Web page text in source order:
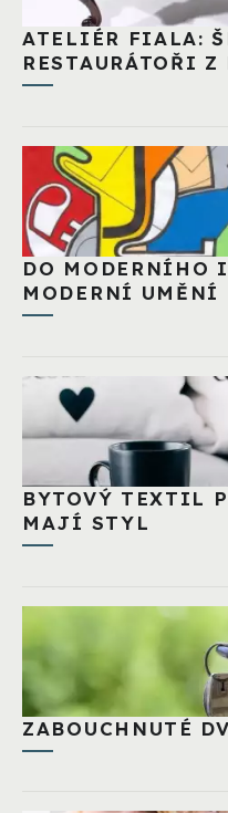
ATELIÉR FIALA:
RESTAURÁTOŘI Z
DO MODERNÍHO
MODERNÍ UMĚNÍ
BYTOVÝ TEXTIL
MAJÍ STYL
ZABOUCHNUTÉ